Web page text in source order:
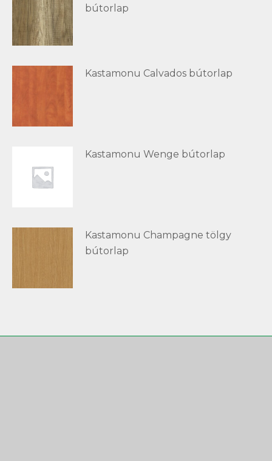
bútorlap
Kastamonu Calvados bútorlap
Kastamonu Wenge bútorlap
Kastamonu Champagne tölgy
bútorlap